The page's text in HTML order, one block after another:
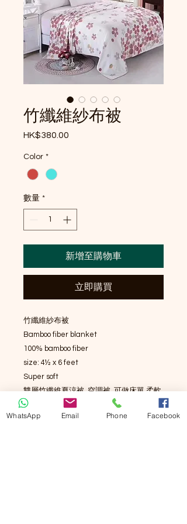
竹纖維紗布被
HK$380.00
Color *
數量 *
新增至購物車
立即購買
竹纖維紗布被
Bamboo fiber blanket
100% bamboo fiber
size: 4½ x 6 feet
Super soft
雙層竹纖維夏涼被, 空調被, 可做床單,柔軟
透氣吸汗。
竹纖維具有良好的透氣性、瞬間吸水性、
WhatsApp Email Phone Facebook